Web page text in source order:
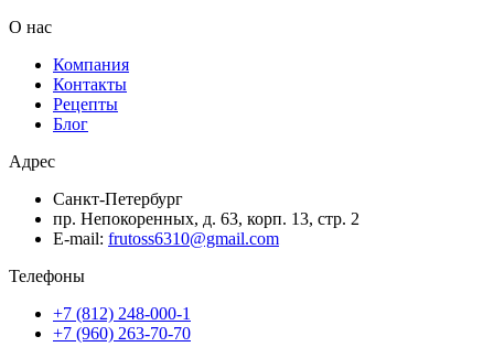
О нас
Компания
Контакты
Рецепты
Блог
Адрес
Санкт-Петербург
пр. Непокоренных, д. 63, корп. 13, стр. 2
E-mail: frutoss6310@gmail.com
Телефоны
+7 (812) 248-000-1
+7 (960) 263-70-70